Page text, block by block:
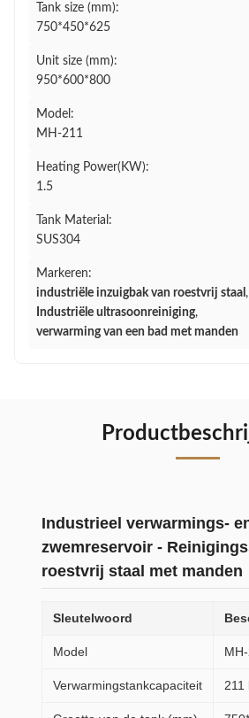
Tank size (mm):
750*450*625
Unit size (mm):
950*600*800
Model:
MH-211
Heating Power(KW):
1.5
Tank Material:
SUS304
Markeren:
industriële inzuigbak van roestvrij staal ,
Industriële ultrasoonreiniging,
verwarming van een bad met manden
Industrieel verwarmings-
zwemreservoir -
roestvrij staal met manden
Sleutelwoord
Model
Verwarmingstankcapaciteit 211